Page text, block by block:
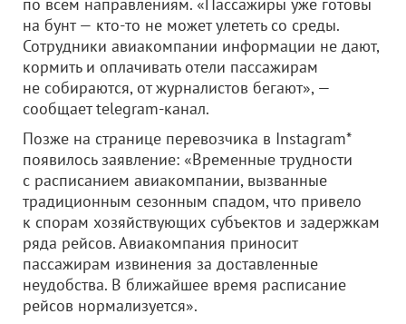
на бунт — кто-то не может улететь со среды.
Сотрудники авиакомпании информации не дают,
кормить и оплачивать отели пассажирам
не собираются, от журналистов бегают», —
сообщает telegram-канал.
Позже на странице перевозчика в Instagram*
появилось заявление: «Временные трудности
с расписанием авиакомпании, вызванные
традиционным сезонным спадом, что привело
к спорам хозяйствующих субъектов и задержкам
ряда рейсов. Авиакомпания приносит
пассажирам извинения за доставленные
неудобства. В ближайшее время расписание
рейсов нормализуется».